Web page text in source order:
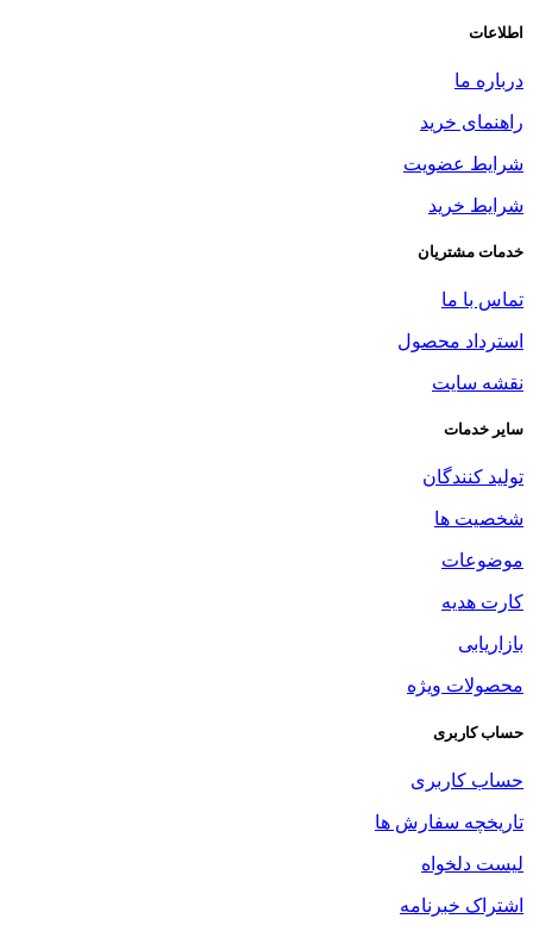
اطلاعات
درباره ما
راهنمای خرید
شرایط عضویت
شرایط خرید
خدمات مشتریان
تماس با ما
استرداد محصول
نقشه سایت
سایر خدمات
تولید کنندگان
شخصیت ها
موضوعات
کارت هدیه
بازاریابی
محصولات ویژه
حساب کاربری
حساب کاربری
تاریخچه سفارش ها
لیست دلخواه
اشتراک خبرنامه